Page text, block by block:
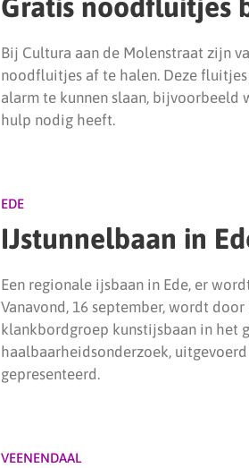
Gratis noodfluitjes
Bij Cultura aan de Molenstraat zijn
noodfluitjes af te halen. Deze
alarm te kunnen slaan,
hulp nodig heeft.
EDE
IJstunnelbaan in
Een regionale ijsbaan in Ede, er
Vanavond, 16 september, wordt
klankbordgroep kunstijsbaan in het
haalbaarheidsonderzoek,
gepresenteerd.
VEENENDAAL